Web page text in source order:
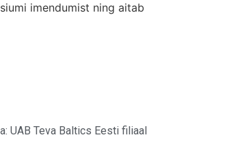
imendumist ning aitab
UAB Teva Baltics Eesti filiaal